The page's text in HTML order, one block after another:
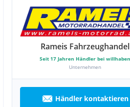
Rameis Fahrzeughandel
Seit 17 Jahren Händler bei willhaben
Unternehmen
Händler kontaktieren